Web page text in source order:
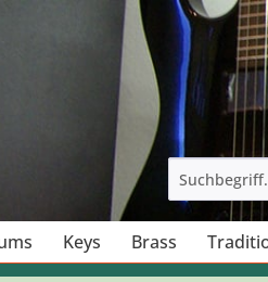
Keys Brass